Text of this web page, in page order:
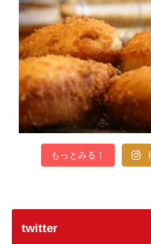
もっとみる！
twitter